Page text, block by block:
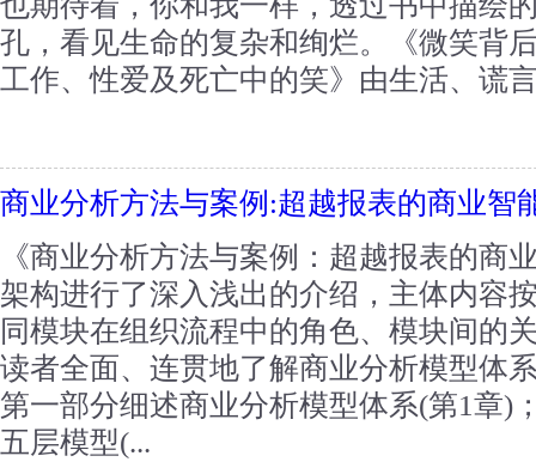
孔，看见生命的复杂和绚烂。《微笑背
工作、性爱及死亡中的笑》由生活、谎
商业分析方法与案例:超越报表的商业智
《商业分析方法与案例：超越报表的商
架构进行了深入浅出的介绍，主体内容
同模块在组织流程中的角色、模块间的
读者全面、连贯地了解商业分析模型体
第一部分细述商业分析模型体系(第1章)
五层模型(...